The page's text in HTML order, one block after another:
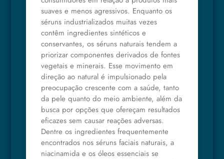
suaves e menos agressivos. Enquanto os
séruns industrializados muitas vezes
contêm ingredientes sintéticos e
conservantes, os séruns naturais tendem a
priorizar componentes derivados de fontes
vegetais e minerais. Esse movimento em
direção ao natural é impulsionado pela
preocupação crescente com a saúde, tanto
da pele quanto do meio ambiente, além da
busca por opções que ofereçam resultados
eficazes sem causar reações adversas.
Dentre os ingredientes frequentemente
encontrados nos séruns faciais naturais, a
niacinamida e os óleos essenciais se